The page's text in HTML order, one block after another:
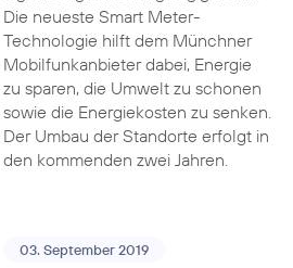
Die neueste Smart Meter-
Technologie hilft dem Münchner
Mobilfunkanbieter dabei, Energie
zu sparen, die Umwelt zu schonen
sowie die Energiekosten zu senken.
Der Umbau der Standorte erfolgt in
den kommenden zwei Jahren.
03. September 2019